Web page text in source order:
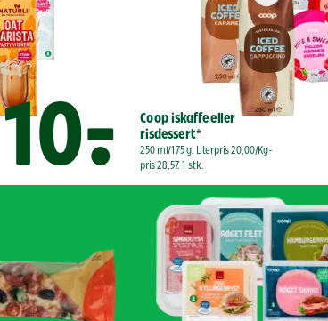
10,-
Coop iskaffe eller
risdessert*
250 ml/175 g. Literpris 20,00/Kg-
pris 28,57. 1 stk.